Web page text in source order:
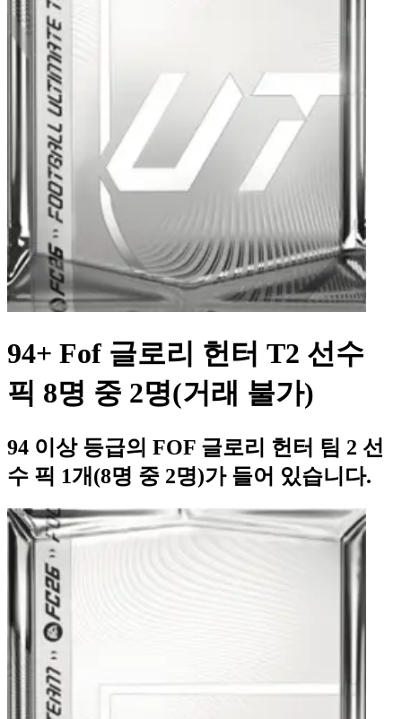
94+ Fof 글로리 헌터 T2 선수
픽 8명 중 2명(거래 불가)
94 이상 등급의 FOF 글로리 헌터 팀 2 선
수 픽 1개(8명 중 2명)가 들어 있습니다.